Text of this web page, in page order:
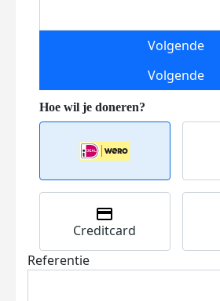
Volgende
Volgende
Creditcard
Referentie